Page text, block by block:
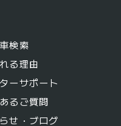
検索
る理由
ーサポート
るご質問
せ・ブログ